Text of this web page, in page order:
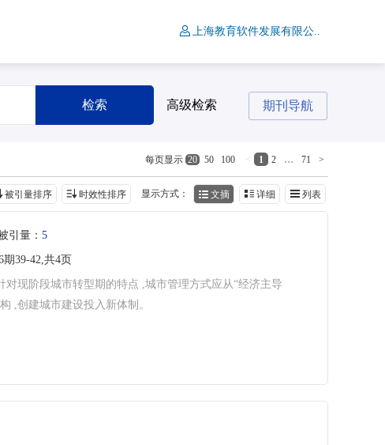
上海教育软件发展有限公..
检索 高级检索 期刊导航
< 1 2 … 71 >
每页显示 20 50 100
显示方式： 文摘 详细 列表
被引量排序 时效性排序
引量： 5
期39-42,共4页
现阶段城市转型期的特点 ,城市管理方式应从“经济主导
,创建城市建设投入新体制。